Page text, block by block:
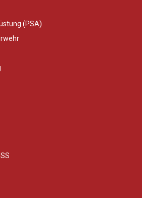
(PSA)